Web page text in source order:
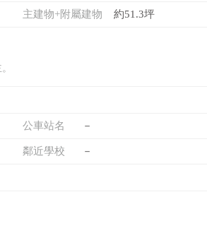
主建物+附屬建物 約51.3坪
公車站名 －
鄰近學校 －